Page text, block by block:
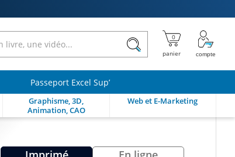
Passeport Excel Sup’
Graphisme, 3D,
Animation, CAO
Web et E-Marketing